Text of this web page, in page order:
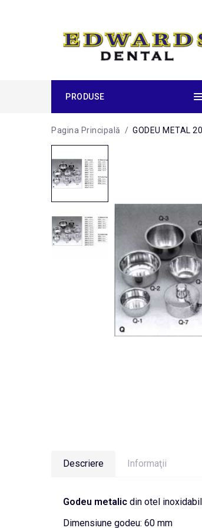
PRODUSE
Pagina Principală / GODEU METAL
Descriere Informaţii
Godeu metalic din otel inoxidabil
Dimensiune godeu: 60 mm